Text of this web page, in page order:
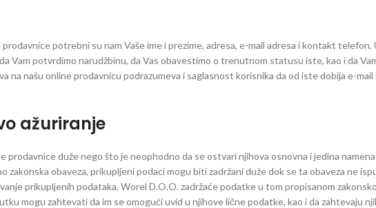
potrebni su nam Vaše ime i prezime, adresa, e-mail adresa i kontakt telefon.
Vam potvrdimo narudžbinu, da Vas obavestimo o trenutnom statusu iste, kao i da
na našu online prodavnicu podrazumeva i saglasnost korisnika da od iste dobija e-mail
ažuriranje
prodavnice duže nego što je neophodno da se ostvari njihova osnovna i jedina namena.
obaveza, prikupljeni podaci mogu biti zadržani duže dok se ta obaveza ne
prikupljenih podataka, Worel D.O.O. zadržaće podatke u tom propisanom
mogu zahtevati da im se omogući uvid u njihove lične podatke, kao i da zahtevaju